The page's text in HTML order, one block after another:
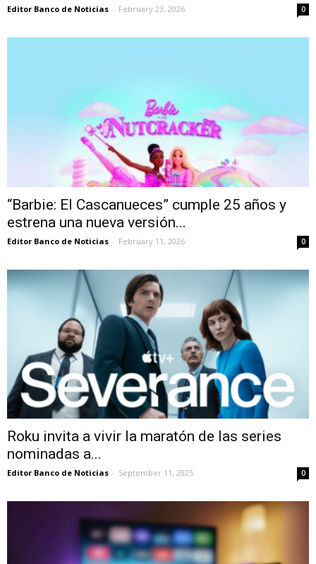
Editor Banco de Noticias - February 23, 2026 0
“Barbie: El Cascanueces” cumple 25 años y
estrena una nueva versión...
Editor Banco de Noticias - February 11, 2026 0
Roku invita a vivir la maratón de las series
nominadas a...
Editor Banco de Noticias - September 11, 2025 0